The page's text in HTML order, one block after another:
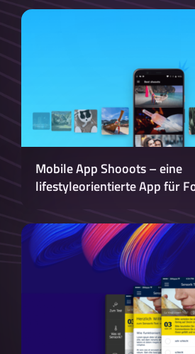
Mobile App Shooots – eine
lifestyleorientierte App für